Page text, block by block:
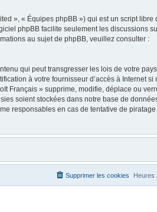
», « Équipes phpBB ») qui est un script libre
phpBB facilite seulement les discussions
au sujet de phpBB, veuillez consulter :
qui peut transgresser les lois de votre
à votre fournisseur d’accès à Internet si
Français » supprime, modifie, déplace ou
soient stockées dans notre base de
responsables en cas de tentative de piratage
Heures
Supprimer les cookies